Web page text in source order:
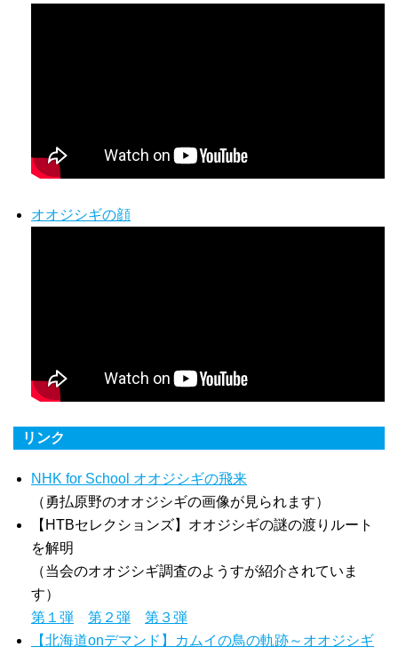
オオジシギの顔
リンク
NHK for School オオジシギの飛来
（勇払原野のオオジシギの画像が見られます）
【HTBセレクションズ】オオジシギの謎の渡りルート
を解明
（当会のオオジシギ調査のようすが紹介されていま
す）
第１弾
第２弾
第３弾
【北海道onデマンド】カムイの鳥の軌跡～オオジシギ